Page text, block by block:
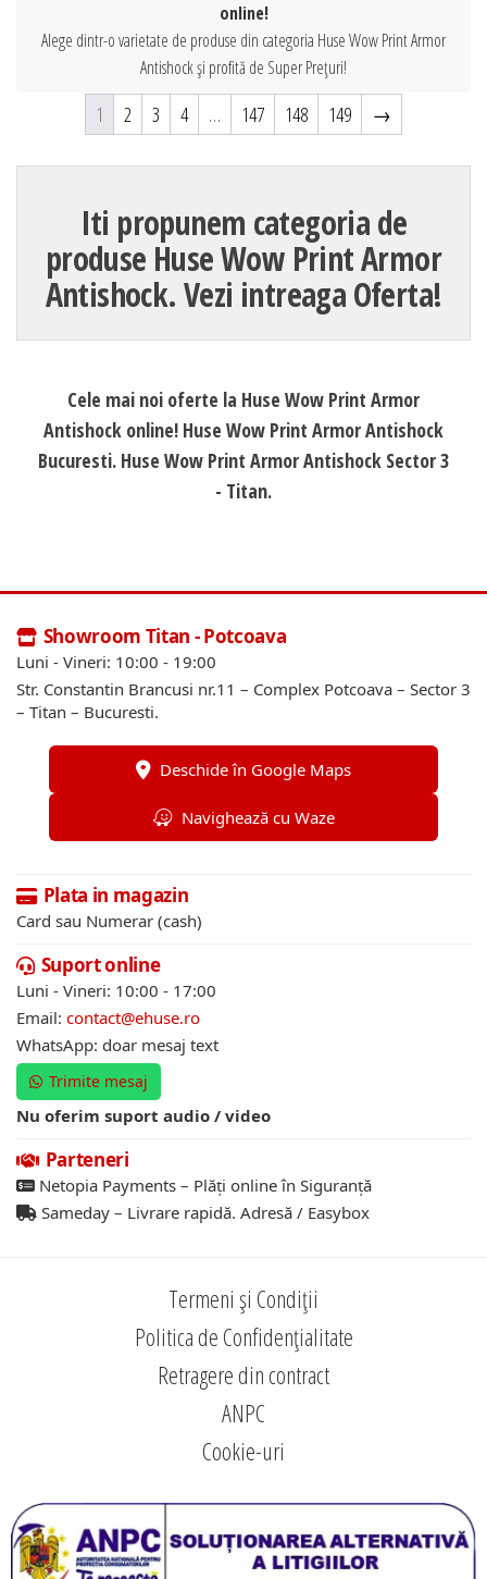
online!
Alege dintr-o varietate de produse din categoria Huse Wow Print Armor
Antishock și profită de Super Prețuri!
1 2 3 4 … 147 148 149 →
Iti propunem categoria de
produse Huse Wow Print Armor
Antishock. Vezi intreaga Oferta!
Cele mai noi oferte la Huse Wow Print Armor
Antishock online! Huse Wow Print Armor Antishock
Bucuresti. Huse Wow Print Armor Antishock Sector 3
- Titan.
Showroom Titan - Potcoava
Luni - Vineri: 10:00 - 19:00
Str. Constantin Brancusi nr.11 – Complex Potcoava – Sector 3
– Titan – Bucuresti.
Deschide în Google Maps
Navighează cu Waze
Plata in magazin
Card sau Numerar (cash)
Suport online
Luni - Vineri: 10:00 - 17:00
Email: contact@ehuse.ro
WhatsApp: doar mesaj text
Trimite mesaj
Nu oferim suport audio / video
Parteneri
Netopia Payments – Plăți online în Siguranță
Sameday – Livrare rapidă. Adresă / Easybox
Termeni și Condiții
Politica de Confidențialitate
Retragere din contract
ANPC
Cookie-uri